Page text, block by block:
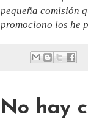
pequeña comisión
promociono los he
No hay